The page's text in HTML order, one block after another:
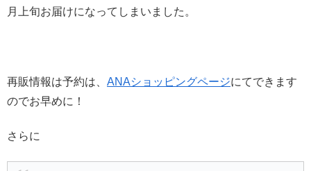
月上旬お届けになってしまいました。
再販情報は予約は、 ANAショッピングページにてできます
のでお早めに！
さらに